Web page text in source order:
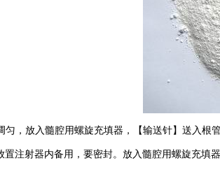
，放入髓腔用螺旋充填器，【输送针】送入根
置注射器内备用，要密封。放入髓腔用螺旋充填